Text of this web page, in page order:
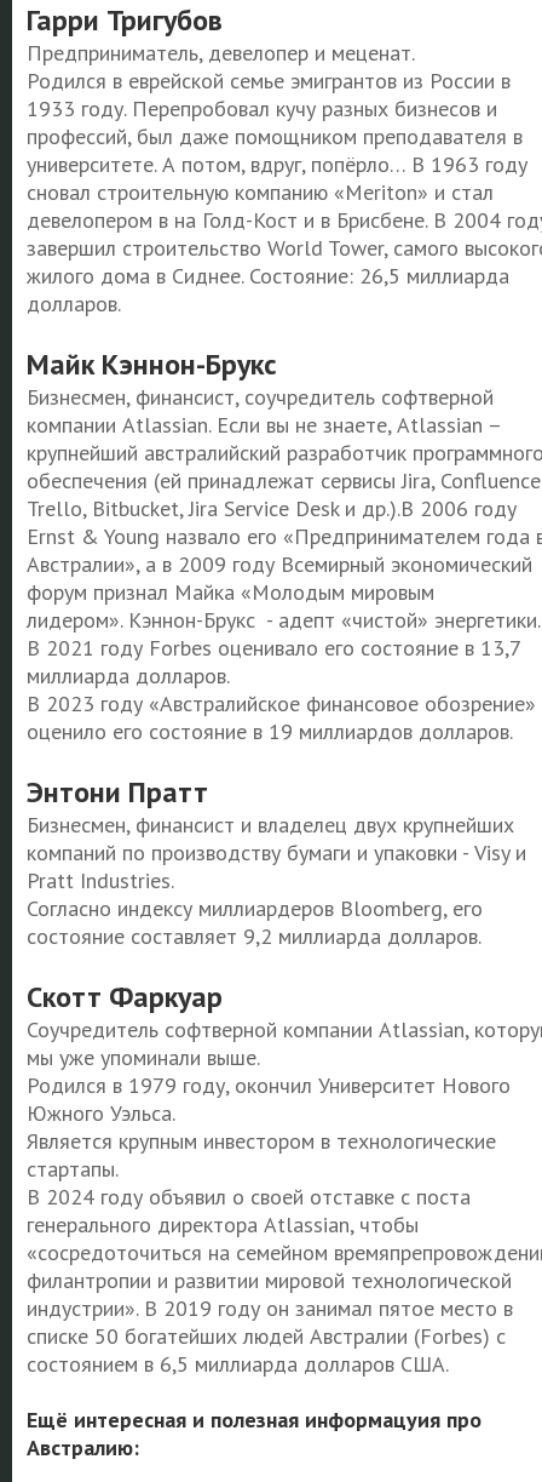
Гарри Тригубов
Предприниматель, девелопер и меценат.
Родился в еврейской семье эмигрантов из России в
1933 году. Перепробовал кучу разных бизнесов и
профессий, был даже помощником преподавателя в
университете. А потом, вдруг, попёрло… В 1963 году
сновал строительную компанию «Meriton» и стал
девелопером в на Голд-Кост и в Брисбене. В 2004
завершил строительство World Tower, самого
жилого дома в Сиднее. Состояние: 26,5 миллиарда
долларов.
Майк Кэннон-Брукс
Бизнесмен, финансист, соучредитель софтверной
компании Atlassian. Если вы не знаете, Atlassian –
крупнейший австралийский разработчик
обеспечения (ей принадлежат сервисы Jira,
Trello, Bitbucket, Jira Service Desk и др.).В 2006 году
Ernst & Young назвало его «Предпринимателем года
Австралии», а в 2009 году Всемирный экономический
форум признал Майка «Молодым мировым
лидером». Кэннон-Брукс - адепт «чистой»
В 2021 году Forbes оценивало его состояние в 13,7
миллиарда долларов.
В 2023 году «Австралийское финансовое обозрение»
оценило его состояние в 19 миллиардов долларов.
Энтони Пратт
Бизнесмен, финансист и владелец двух крупнейших
компаний по производству бумаги и упаковки - Visy и
Pratt Industries.
Согласно индексу миллиардеров Bloomberg, его
состояние составляет 9,2 миллиарда долларов.
Скотт Фаркуар
Соучредитель софтверной компании Atlassian,
мы уже упоминали выше.
Родился в 1979 году, окончил Университет Нового
Южного Уэльса.
Является крупным инвестором в технологические
стартапы.
В 2024 году объявил о своей отставке с поста
генерального директора Atlassian, чтобы
«сосредоточиться на семейном
филантропии и развитии мировой технологической
индустрии». В 2019 году он занимал пятое место в
списке 50 богатейших людей Австралии (Forbes) с
состоянием в 6,5 миллиарда долларов США.
Ещё интересная и полезная информацуия про
Австралию: